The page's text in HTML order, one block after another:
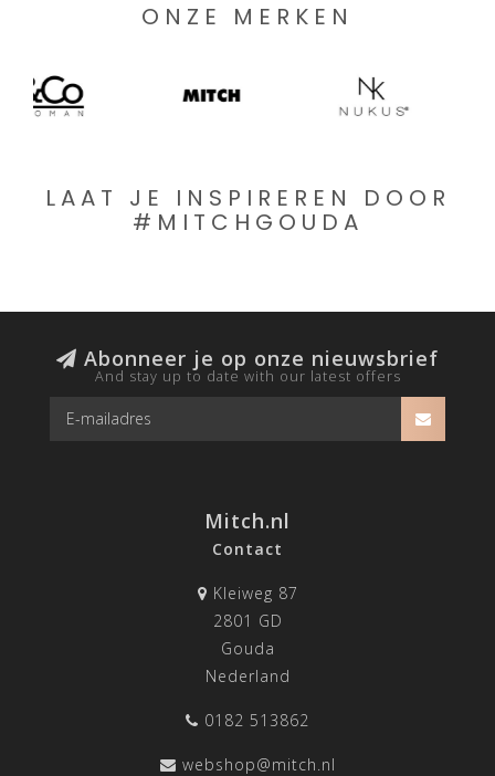
ONZE MERKEN
LAAT JE INSPIREREN DOOR
#MITCHGOUDA
Abonneer je op onze nieuwsbrief
And stay up to date with our latest offers
Mitch.nl
Contact
Kleiweg 87
2801 GD
Gouda
Nederland
0182 513862
webshop@mitch.nl